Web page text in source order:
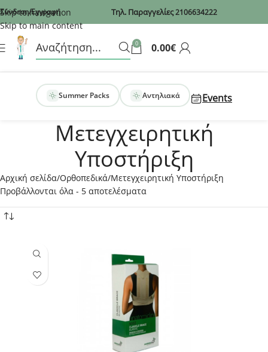
Recaptcha
Skip to navigation
Skip to main content
Σύνδεση/Εγγραφή Τηλ. Παραγγελίες2106634222
0 0.00€
Summer Packs Αντηλιακά Events
Μετεγχειρητική
Υποστήριξη
Αρχική σελίδα Ορθοπεδικά Μετεγχειρητική Υποστήριξη
Προβάλλονται όλα - 5 αποτελέσματα